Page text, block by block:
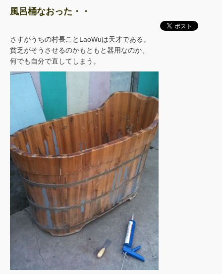
風呂桶なおった・・
さすがうちの村長ことLaoWuは天才である。
貧乏がそうさせるのかもともと器用なのか、
何でも自分で直してしまう。